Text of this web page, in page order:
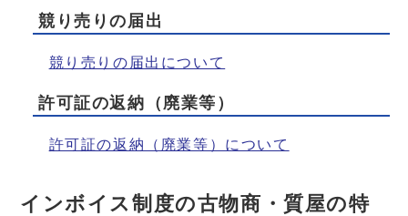
競り売りの届出
競り売りの届出について
許可証の返納（廃業等）
許可証の返納（廃業等）について
インボイス制度の古物商・質屋の特